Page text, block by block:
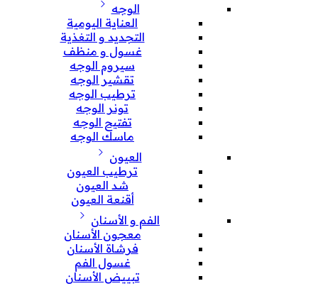
الوجه
العناية اليومية
التجديد و التغذية
غسول و منظف
سيروم الوجه
تقشير الوجه
ترطيب الوجه
تونر الوجه
تفتيح الوجه
ماسك الوجه
العيون
ترطيب العيون
شد العيون
أقنعة العيون
الفم و الأسنان
معجون الأسنان
فرشاة الأسنان
غسول الفم
تبييض الأسنان